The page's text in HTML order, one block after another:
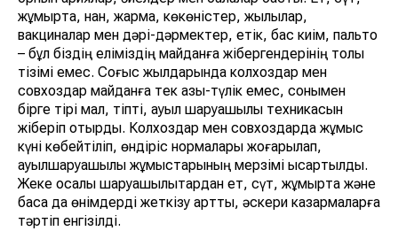
жұмыртқа, нан, жарма, көкөністер, жылқылар,
вакциналар мен дәрі-дәрмектер, етік, бас киім, пальто
– бұл біздің еліміздің майданға жібергендерінің толық
тізімі емес. Соғыс жылдарында колхоздар мен
совхоздар майданға тек азық-түлік емес, сонымен
бірге тірі мал, тіпті, ауыл шаруашылық техникасын
жіберіп отырды. Колхоздар мен совхоздарда жұмыс
күні көбейтіліп, өндіріс нормалары жоғарылап,
ауылшаруашылық жұмыстарының мерзімі қысқартылды.
Жеке қосалқы шаруашылықтардан ет, сүт, жұмыртқа және
басқа да өнімдерді жеткізу артты, әскери казармаларға
тәртіп енгізілді.